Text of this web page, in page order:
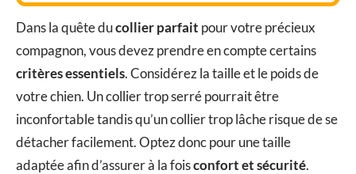
Dans la quête ducollier parfait pour votre précieux
compagnon, vous devez prendre en compte certains
critères essentiels. Considérez la taille et le poids de
votre chien. Un collier trop serré pourrait être
inconfortable tandis qu’un collier trop lâche risque de se
détacher facilement. Optez donc pour une taille
adaptée afin d’assurer à la foisconfort et sécurité.